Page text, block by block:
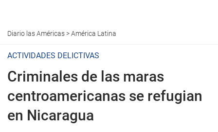
Diario las Américas>América Latina
ACTIVIDADES DELICTIVAS
Criminales de las maras
centroamericanas se refugian
en Nicaragua